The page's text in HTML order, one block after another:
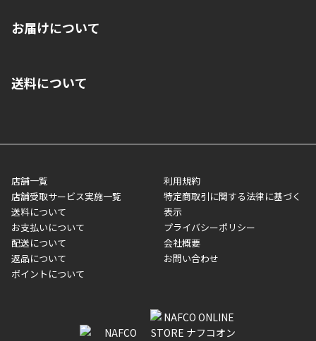
いいただくことはできません。ご了承ください。
■代金引換(代引)※手数料がかかります
■商品によっては一部決済方法が使用できない場合がございま
す。
お届けについて
ご注文が確認出来次第、1～4営業日に発送いたします。「お取り
業日にてお引渡しとなります。(離島などの場合、例外もあります)
メーカー直送品など一部商品については、その他商品との購入に
制限がかかる場合がございます。また発送日についても、通常と
異なる場合がございます。対象商品の説明ページをご確認くださ
い。
■店舗受取をご選択いただいた場合
ご注文が確認出来次第、お受取される店舗在庫を使用してご準備
をさせていただきます。店舗に在庫がない場合は店舗よりお取り
いただく場合がございます。店舗準備でのお渡しとなる為、商品
のみの受け渡しとなります。（箱や納品書は付属しておりませ
送料について
店舗一覧
店舗受取サービス実施一覧
送料について
お支払いについて
配送について
返品について
ポイントについて
利用規約
特定商取引に関する法律に基づく
表示
プライバシーポリシー
会社概要
お問い合わせ